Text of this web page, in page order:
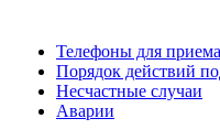
Телефоны для
Порядок действий
Несчастные случаи
Аварии